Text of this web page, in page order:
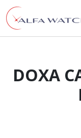
Przejdź do treści
Main
DOXA